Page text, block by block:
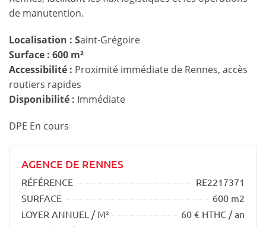
de manutention.
Localisation : Saint-Grégoire
Surface : 600 m²
Accessibilité : Proximité immédiate de Rennes, accès
routiers rapides
Disponibilité : Immédiate
DPE En cours
AGENCE DE RENNES
RÉFÉRENCE
RE2217371
SURFACE
600 m2
LOYER ANNUEL / M²
60 € HTHC / an